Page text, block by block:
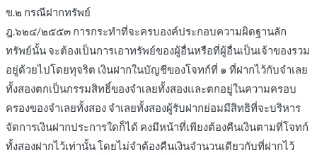
ข.๒ กรณีฝากทรัพย์
ฎ.๖๒๔/๒๕๕๓ การกระทำที่จะครบองค์ประกอบความผิดฐานลัก
ทรัพย์นั้น จะต้องเป็นการเอาทรัพย์ของผู้อื่นหรือที่ผู้อื่นเป็นเจ้าของรวม
อยู่ด้วยไปโดยทุจริต เงินฝากในบัญชีของโจทก์ที่ ๑ ที่ฝากไว้กับจำเลย
ทั้งสองตกเป็นกรรมสิทธิ์ของจำเลยทั้งสองและตกอยู่ในความครอบ
ครองของจำเลยทั้งสอง จำเลยทั้งสองผู้รับฝากย่อมมีสิทธิที่จะบริหาร
จัดการเงินฝากประการใดก็ได้ คงมีหน้าที่เพียงต้องคืนเงินตามที่โจทก์
ทั้งสองฝากไว้เท่านั้น โดยไม่จำต้องคืนเงินจำนวนเดียวกับที่ฝากไว้